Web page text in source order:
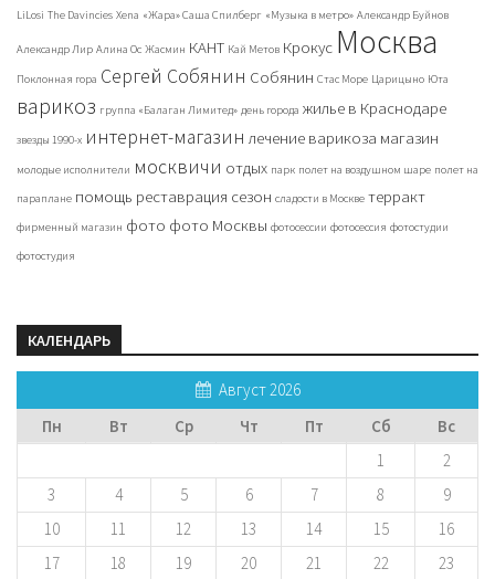
LiLosi The Davincies Xena «Жара» Саша Спилберг «Музыка в метро» Александр Буйнов
Александр Лир Алина Ос Жасмин КАНТ Кай Метов Крокус Москва
Поклонная гора Сергей Собянин Собянин Стас Море Царицыно Юта
варикоз группа «Балаган Лимитед» день города жилье в Краснодаре
звезды 1990-х интернет-магазин лечение варикоза магазин
молодые исполнители москвичи отдых парк полет на воздушном шаре полет на
параплане помощь реставрация сезон сладости в Москве терракт
фирменный магазин фото фото Москвы фотосессии фотосессия фотостудии
фотостудия
КАЛЕНДАРЬ
Август 2026
Пн
Вт Ср Чт Пт Сб Вс
1
2
3
4 5 6 7 8
9
10
11 12 13 14 15
16
17
18 19 20 21 22
23